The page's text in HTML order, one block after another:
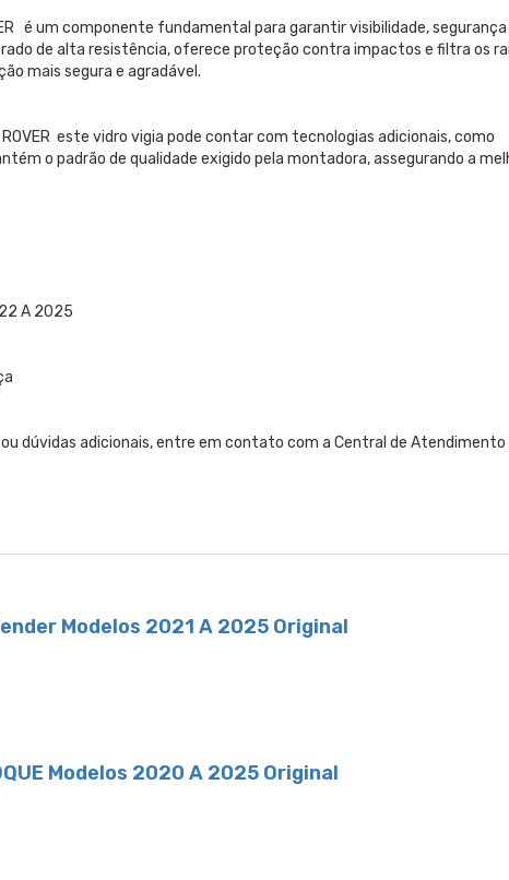
é um componente fundamental para garantir visibilidade, segurança
de alta resistência, oferece proteção contra impactos e filtra os
mais segura e agradável.
este vidro vigia pode contar com tecnologias adicionais, como
o padrão de qualidade exigido pela montadora, assegurando a
A 2025
dúvidas adicionais, entre em contato com a Central de Atendimento
Modelos 2021 A 2025 Original
Modelos 2020 A 2025 Original